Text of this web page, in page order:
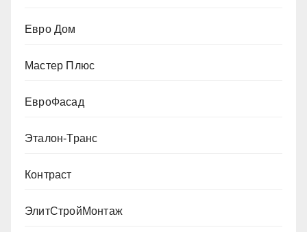
Евро Дом
Мастер Плюс
ЕвроФасад
Эталон-Транс
Контраст
ЭлитСтройМонтаж